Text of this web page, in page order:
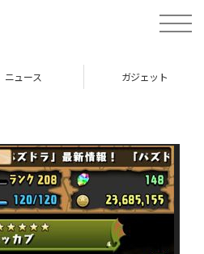
toggle
ニュース ガジェット